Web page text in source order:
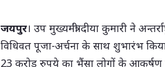
जयपुर। उप मुख्यमंत्री दीया कुमारी ने
विधिवत पूजा-अर्चना के साथ शुभारंभ
23 करोड़ रुपये का भैंसा लोगों के आकर्षण